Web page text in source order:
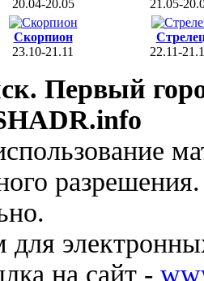
20.04-20.05
21.05-
Скорпион
23.10-21.11
22.11-
Первый
на сайт -